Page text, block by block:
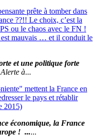
prête à tomber dans
??!! Le choix, c’est la
ou le chaos avec le FN !
est mauvais … et il conduit le
et une politique forte
Alerte à...
mettent la France en
le pays et rétablir
2015)
économique, la France
! ......